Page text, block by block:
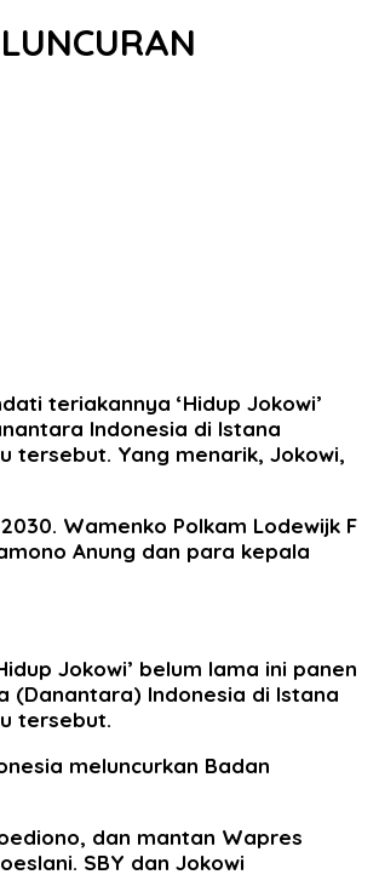
teriakannya ‘Hidup Jokowi’
Indonesia di Istana
tersebut. Yang menarik, Jokowi,
Wamenko Polkam Lodewijk F
Anung dan para kepala
Jokowi’ belum lama ini panen
(Danantara) Indonesia di Istana
tersebut.
meluncurkan Badan
dan mantan Wapres
SBY dan Jokowi